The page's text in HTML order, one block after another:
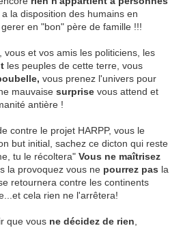
la disposition des humains en
en "bon" père de famille !!!
vous et vos amis les politiciens, les
les peuples de cette terre, vous
vous prenez l'univers pour
mauvaise surprise vous attend et
antière !
contre le projet HARPP, vous le
but initial, sachez ce dicton qui reste
tu le récoltera" Vous ne maîtrisez
la provoquez vous ne pourrez pas la
retournera contre les continents
cela rien ne l'arrêtera!
que vous ne décidez de rien